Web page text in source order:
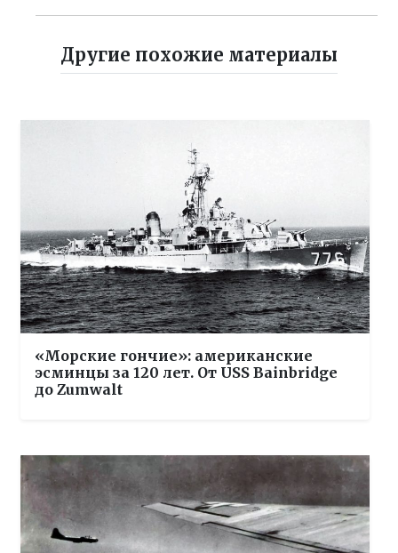
Другие похожие материалы
«Морские гончие»: американские
эсминцы за 120 лет. От USS Bainbridge
до Zumwalt